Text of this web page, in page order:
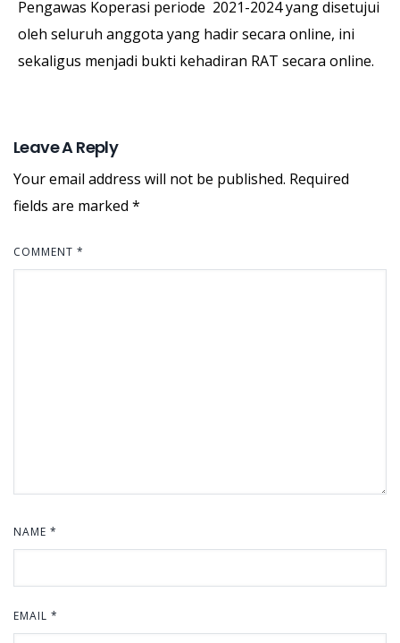
Pengawas Koperasi periode 2021-2024 yang disetujui
oleh seluruh anggota yang hadir secara online, ini
sekaligus menjadi bukti kehadiran RAT secara online.
Leave A Reply
Your email address will not be published. Required
fields are marked *
COMMENT *
NAME *
EMAIL *